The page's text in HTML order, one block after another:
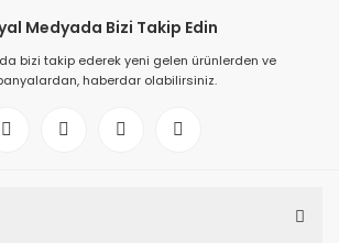
Medyada Bizi Takip Edin
bizi takip ederek yeni gelen ürünlerden ve
haberdar olabilirsiniz.